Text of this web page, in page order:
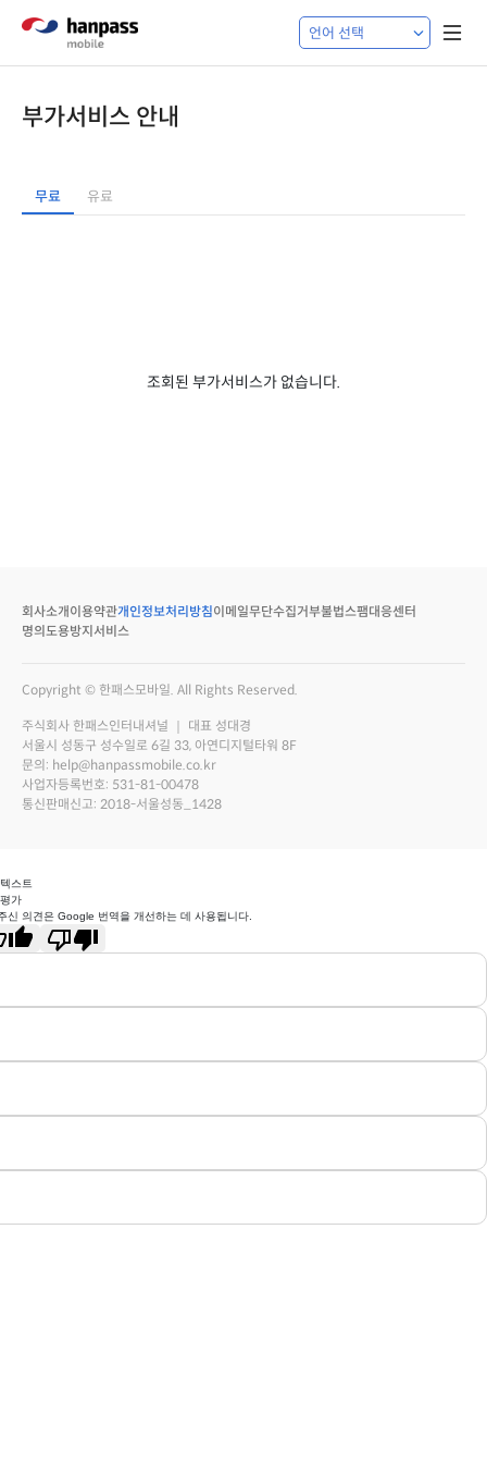
부가서비스 안내
무료 유료
조회된 부가서비스가 없습니다.
회사소개 이용약관개인정보처리방침이메일무단수집거부불법스팸대응센터
명의도용방지서비스
Copyright © 한패스모바일. All Rights Reserved.
주식회사 한패스인터내셔널 ｜ 대표 성대경
서울시 성동구 성수일로 6길 33, 아연디지털타워 8F
문의: help@hanpassmobile.co.kr
사업자등록번호: 531-81-00478
통신판매신고: 2018-서울성동_1428
스트
가
신 의견은 Google 번역을 개선하는 데 사용됩니다.